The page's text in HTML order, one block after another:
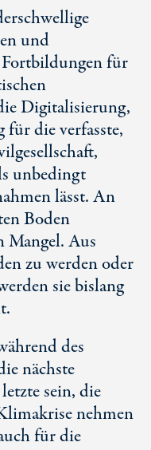
und
Fortbildungen für
Digitalisierung,
die verfasste,
unbedingt
lässt. An
Boden
Mangel. Aus
zu werden oder
sie bislang
des
nächste
sein, die
nehmen
für die